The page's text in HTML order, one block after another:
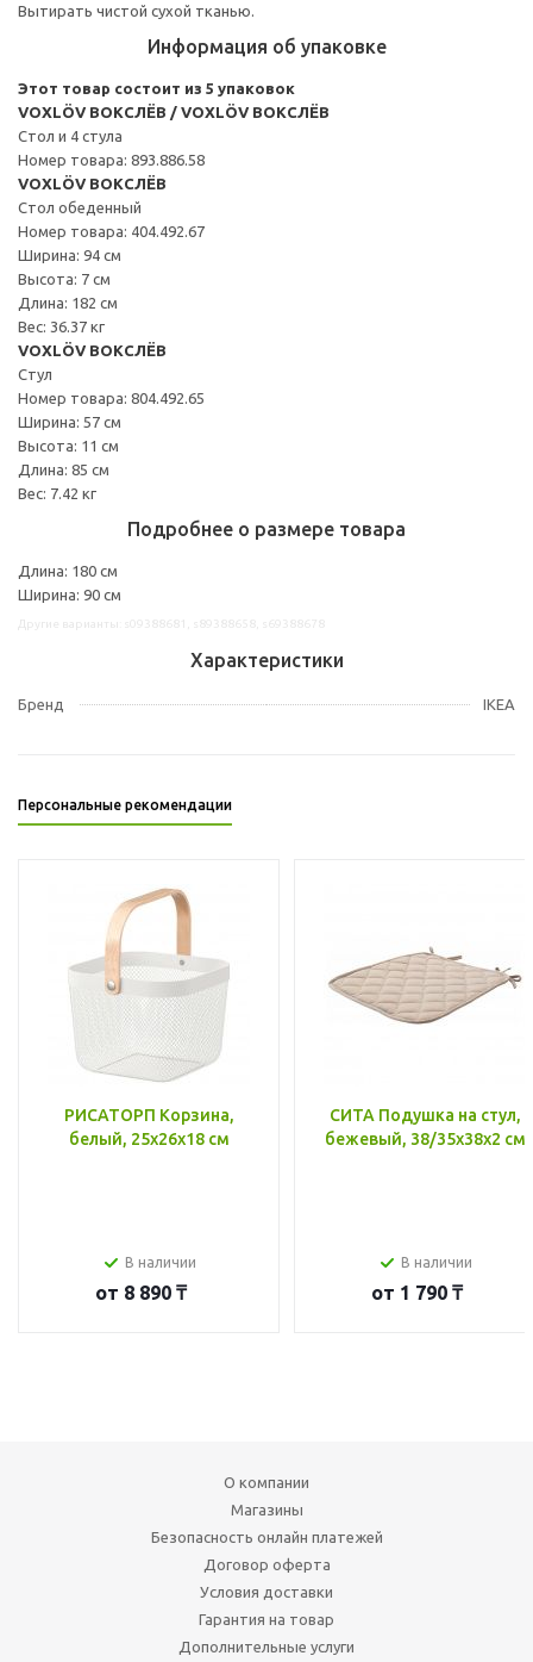
Вытирать чистой сухой тканью.
Информация об упаковке
Этот товар состоит из 5 упаковок
VOXLÖV ВОКСЛЁВ / VOXLÖV ВОКСЛЁВ
Стол и 4 стула
Номер товара: 893.886.58
VOXLÖV ВОКСЛЁВ
Стол обеденный
Номер товара: 404.492.67
Ширина: 94 см
Высота: 7 см
Длина: 182 см
Вес: 36.37 кг
VOXLÖV ВОКСЛЁВ
Стул
Номер товара: 804.492.65
Ширина: 57 см
Высота: 11 см
Длина: 85 см
Вес: 7.42 кг
Подробнее о размере товара
Длина: 180 см
Ширина: 90 см
Характеристики
Бренд IKEA
Персональные рекомендации
РИСАТОРП Корзина,
белый, 25x26x18 см
В наличии
от 8 890 ₸
СИТА Подушка на стул,
бежевый, 38/35x38x2 см
В наличии
от 1 790 ₸
О компании
Магазины
Безопасность онлайн платежей
Договор оферта
Условия доставки
Гарантия на товар
Дополнительные услуги